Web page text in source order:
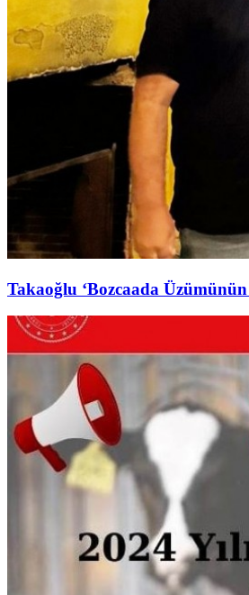
Takaoğlu ‘Bozcaada Üzümünün